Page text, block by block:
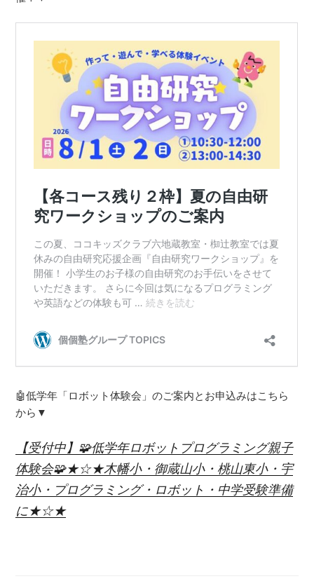
🤖低学年「ロボット体験会」のご案内とお申込みはこちら
から▼
【受付中】🧩低学年ロボットプログラミング親子
体験会🧩★☆★木幡小・御蔵山小・桃山東小・宇
治小・プログラミング・ロボット・中学受験準備
に★☆★